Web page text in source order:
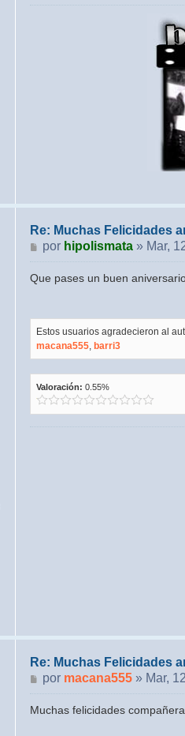
Re: Muchas Felicidades
Mensaje
por hipolismata » Mar,
Que pases un buen
Estos usuarios agradecieron al
macana555, barri3
Valoración: 0.55%
Re: Muchas Felicidades
Mensaje
por macana555 » Mar,
Muchas felicidades compañera